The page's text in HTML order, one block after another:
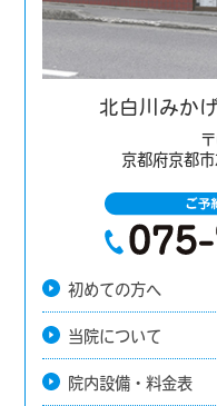
北白川みか
京都府京都
初めての方へ
当院について
院内設備・料金表